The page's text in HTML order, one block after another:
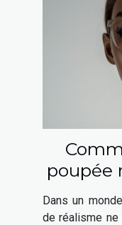
poupée
Dans un
de réalisme